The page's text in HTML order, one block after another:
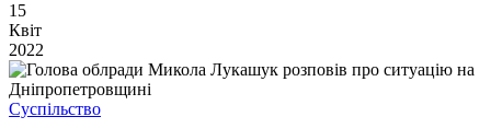
15
Квіт
2022
Суспільство